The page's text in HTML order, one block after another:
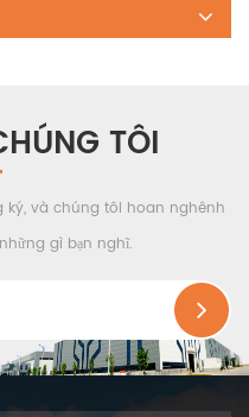
TÔI
ký, và chúng tôi hoan nghênh
gì bạn nghĩ.